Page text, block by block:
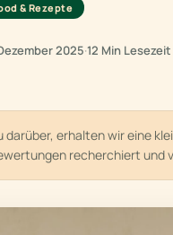
& Rezepte
2025·12 Min Lesezeit
erhalten wir eine
recherchiert und